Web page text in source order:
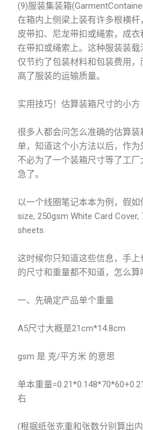
(9)服装集装箱
在箱内上侧梁上装有许多根横
皮带扣、尼龙带扣或绳索，成
在带扣或绳索上。这种服装装
仅节约了包装材料和包装费用
高了服装的运输质量。
实用技巧！估算装箱尺寸的小方
很多人都会问怎么准确的估算
单，知道这个小方法以后，作
不必为了一个装箱尺寸等了工
急了。
以一个线圈笔记本本为例，假
size, 250gsm White Card
sheets.
这时候你只知道这些信息，手
的尺寸和重量都不知道，怎么算
一、先确定产品单个重量
A5尺寸大概是21cm*14.8cm
gsm 是 克/平方米 的意思
单本重量
右
(根据纸张克重和张数分别算出